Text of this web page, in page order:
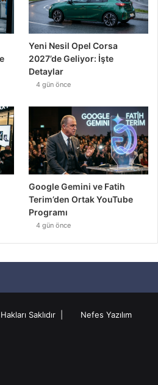
Yeni Nesil Opel Corsa
2027’de Geliyor: İşte
Detaylar
4 gün önce
Google Gemini ve Fatih
Terim’den Ortak YouTube
Programı
4 gün önce
Saklıdır | Nefes Yazılım